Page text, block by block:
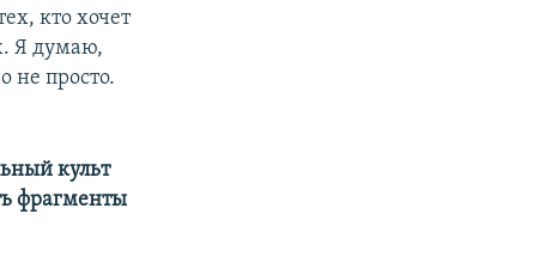
кто хочет
Я думаю,
не просто.
культ
фрагменты